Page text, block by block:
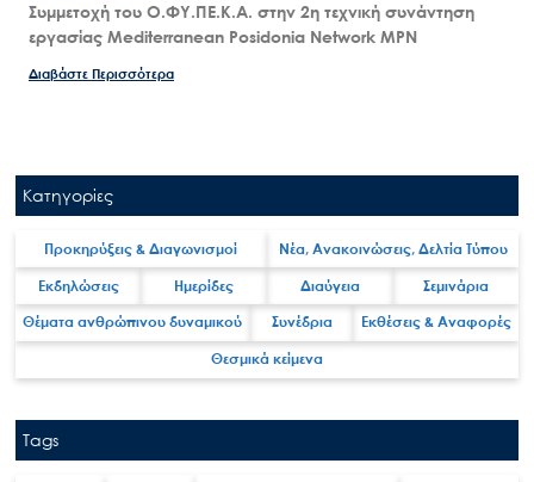
Συμμετοχή του Ο.ΦΥ.ΠΕ.Κ.Α. στην 2η τεχνική συνάντηση
εργασίας Mediterranean Posidonia Network MPN
Διαβάστε Περισσότερα
Κατηγορίες
Προκηρύξεις & Διαγωνισμοί Νέα, Ανακοινώσεις, Δελτία Τύπου
Εκδηλώσεις Ημερίδες Διαύγεια Σεμινάρια
Θέματα ανθρώπινου δυναμικού Συνέδρια Εκθέσεις & Αναφορές
Θεσμικά κείμενα
Tags